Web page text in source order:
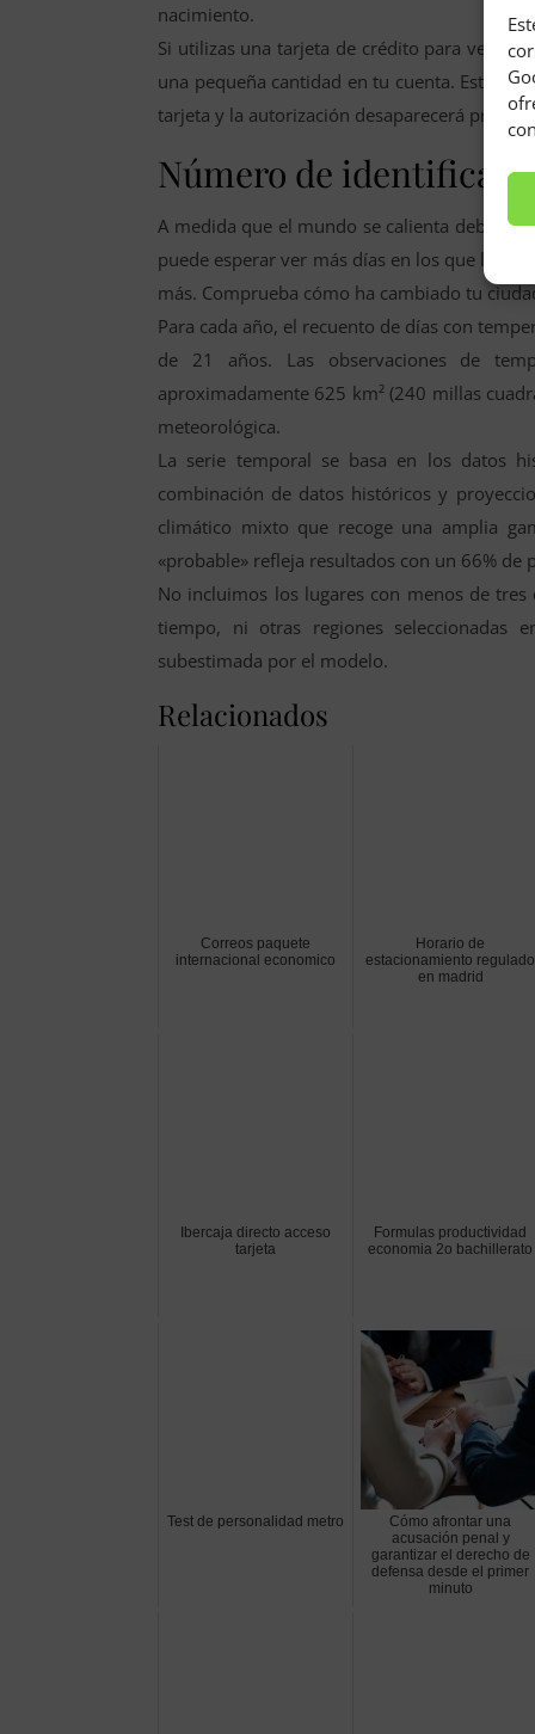
nacimiento.
Si utilizas una tarjeta de crédito para
una pequeña cantidad en tu cuenta. Esto
tarjeta y la autorización desaparecerá pronto.
Número de
A medida que el mundo se calienta debido
puede esperar ver más días en los que las
más. Comprueba cómo ha cambiado tu
Para cada año, el recuento de días con
de 21 años. Las observaciones de
aproximadamente 625 km² (240 millas
meteorológica.
La serie temporal se basa en los datos
combinación de datos históricos y
climático mixto que recoge una amplia
«probable» refleja resultados con un 66% de
No incluimos los lugares con menos de
tiempo, ni otras regiones seleccionadas
subestimada por el modelo.
Relacionados
Correos paquete
internacional economico
Horario de
estacionamiento regulado
en madrid
Ibercaja directo acceso
tarjeta
Formulas productividad
economia 2o bachillerato
Test de personalidad metro
Cómo afrontar una
acusación penal y
garantizar el derecho de
defensa desde el primer
minuto